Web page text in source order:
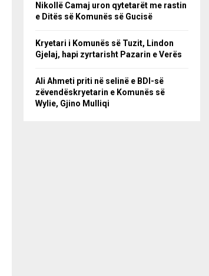
Nikollë Camaj uron qytetarët me rastin
e Ditës së Komunës së Gucisë
Kryetari i Komunës së Tuzit, Lindon
Gjelaj, hapi zyrtarisht Pazarin e Verës
Ali Ahmeti priti në selinë e BDI-së
zëvendëskryetarin e Komunës së
Wylie, Gjino Mulliqi